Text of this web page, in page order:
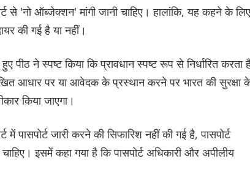
'नो ऑब्जेक्शन' मांगी जानी चाहिए। हालांकि, यह कहने के लिए
की गई है या नहीं।
पीठ ने स्पष्ट किया कि प्रावधान स्पष्ट रूप से निर्धारित करता
आधार पर या आवेदक के प्रस्थान करने पर भारत की सुरक्षा
किया जाएगा।
पासपोर्ट जारी करने की सिफारिश नहीं की गई है, पासपोर्ट
इसमें कहा गया है कि पासपोर्ट अधिकारी और अपीलीय